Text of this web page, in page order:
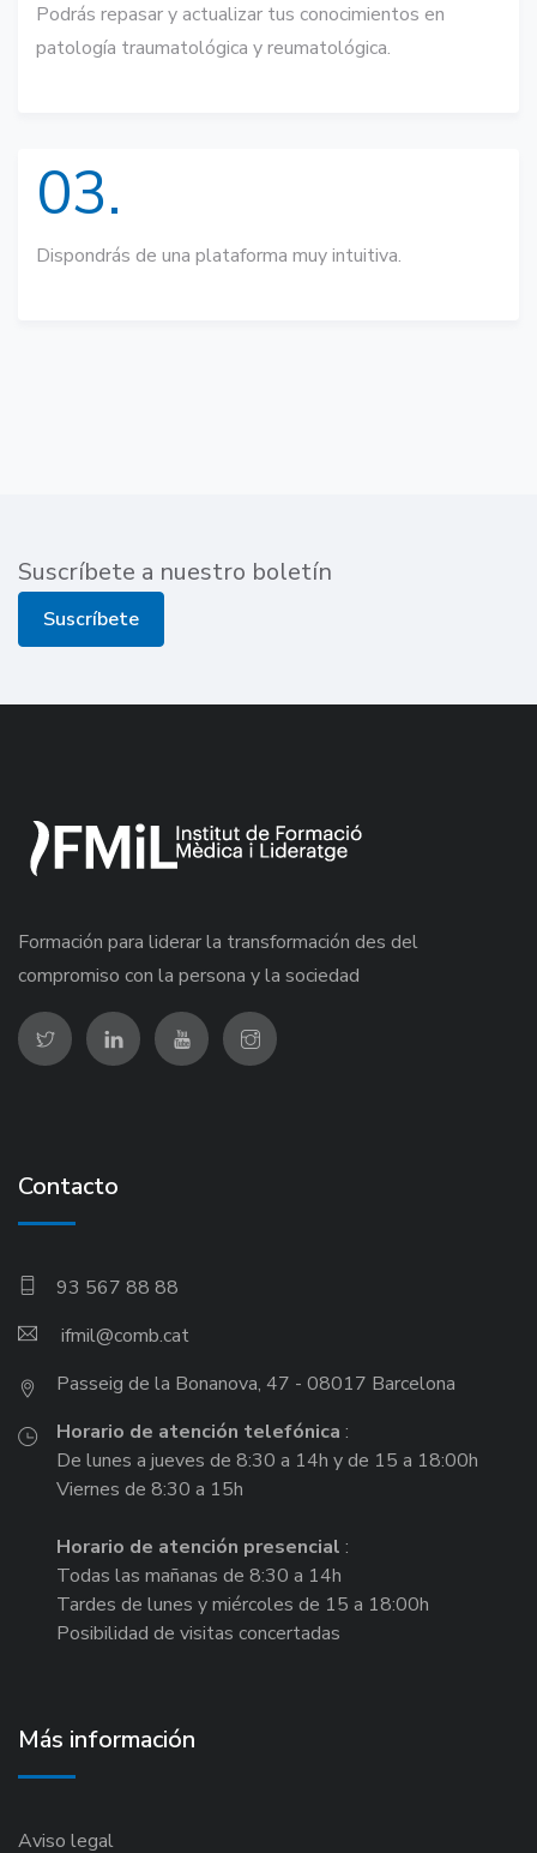
Podrás repasar y actualizar tus conocimientos en
patología traumatológica y reumatológica.
03.
Dispondrás de una plataforma muy intuitiva.
Suscríbete a nuestro boletín
Suscríbete
Formación para liderar la transformación des del
compromiso con la persona y la sociedad
Contacto
93 567 88 88
ifmil
Passeig de la Bonanova, 47 - 08017 Barcelona
Horario de atención telefónica :
De lunes a jueves de 8:30 a 14h y de 15 a 18:00h
Viernes de 8:30 a 15h
Horario de atención presencial :
Todas las mañanas de 8:30 a 14h
Tardes de lunes y miércoles de 15 a 18:00h
Posibilidad de visitas concertadas
Más información
Aviso legal